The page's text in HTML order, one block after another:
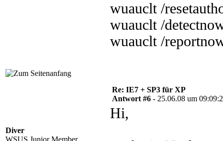
wuauclt /
wuauclt /
wuauclt /
Diver
WSUS Junior Member
Re: IE7 + SP3 für XP
Antwort #6 - 25.06.08 um
Hi,